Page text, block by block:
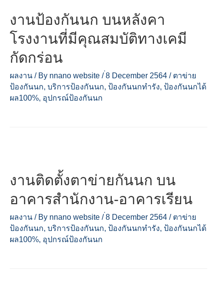
งานป้องกันนก บนหลังคา
โรงงานที่มีคุณสมบัติทางเคมี
กัดกร่อน
ผลงาน / By nnano website /่8 December 2564 / ตาข่าย
ป้องกันนก, บริการป้องกันนก, ป้องกันนกทำรัง, ป้องกันนกได้
ผล100%, อุปกรณ์ป้องกันนก
งานติดตั้งตาข่ายกันนก บน
อาคารสำนักงาน-อาคารเรียน
ผลงาน / By nnano website /่8 December 2564 / ตาข่าย
ป้องกันนก, บริการป้องกันนก, ป้องกันนกทำรัง, ป้องกันนกได้
ผล100%, อุปกรณ์ป้องกันนก